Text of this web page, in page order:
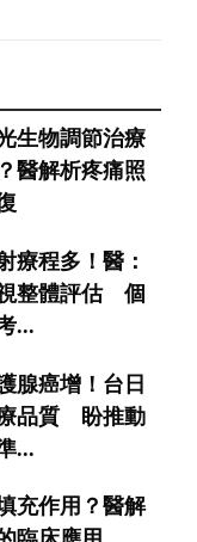
生物調節治療
醫解析疼痛照
療程多！醫：
整體評估 個
...
腺癌增！台日
品質 盼推動
...
充作用？醫解